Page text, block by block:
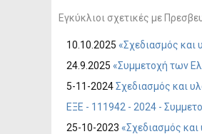
Εγκύκλιοι σχετικές με
10.10.2025 «Σχεδιασμός και
24.9.2025 «Συμμετοχή των
5-11-2024Σχεδιασμός και
ΕΞΕ - 111942 - 2024 -
25-10-2023 «Σχεδιασμός